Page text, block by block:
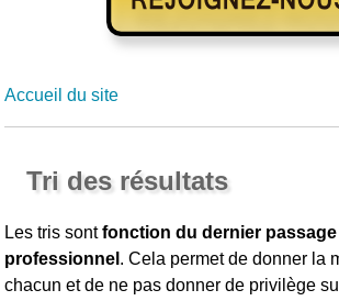
Accueil du site
Tri des résultats
Les tris sontfonction du dernier
professionnel . Cela permet de donner la
chacun et de ne pas donner de privilège